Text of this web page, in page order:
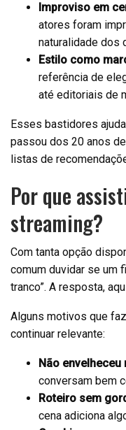
Improviso em
atores foram
naturalidade dos
Estilo como
referência de
até editoriais de
Esses bastidores
passou dos 20 anos
listas de
Por que
streaming?
Com tanta opção
comum duvidar se um
tranco”. A resposta,
Alguns motivos que
continuar relevante:
Não envelheceu
conversam bem
Roteiro sem
cena adiciona